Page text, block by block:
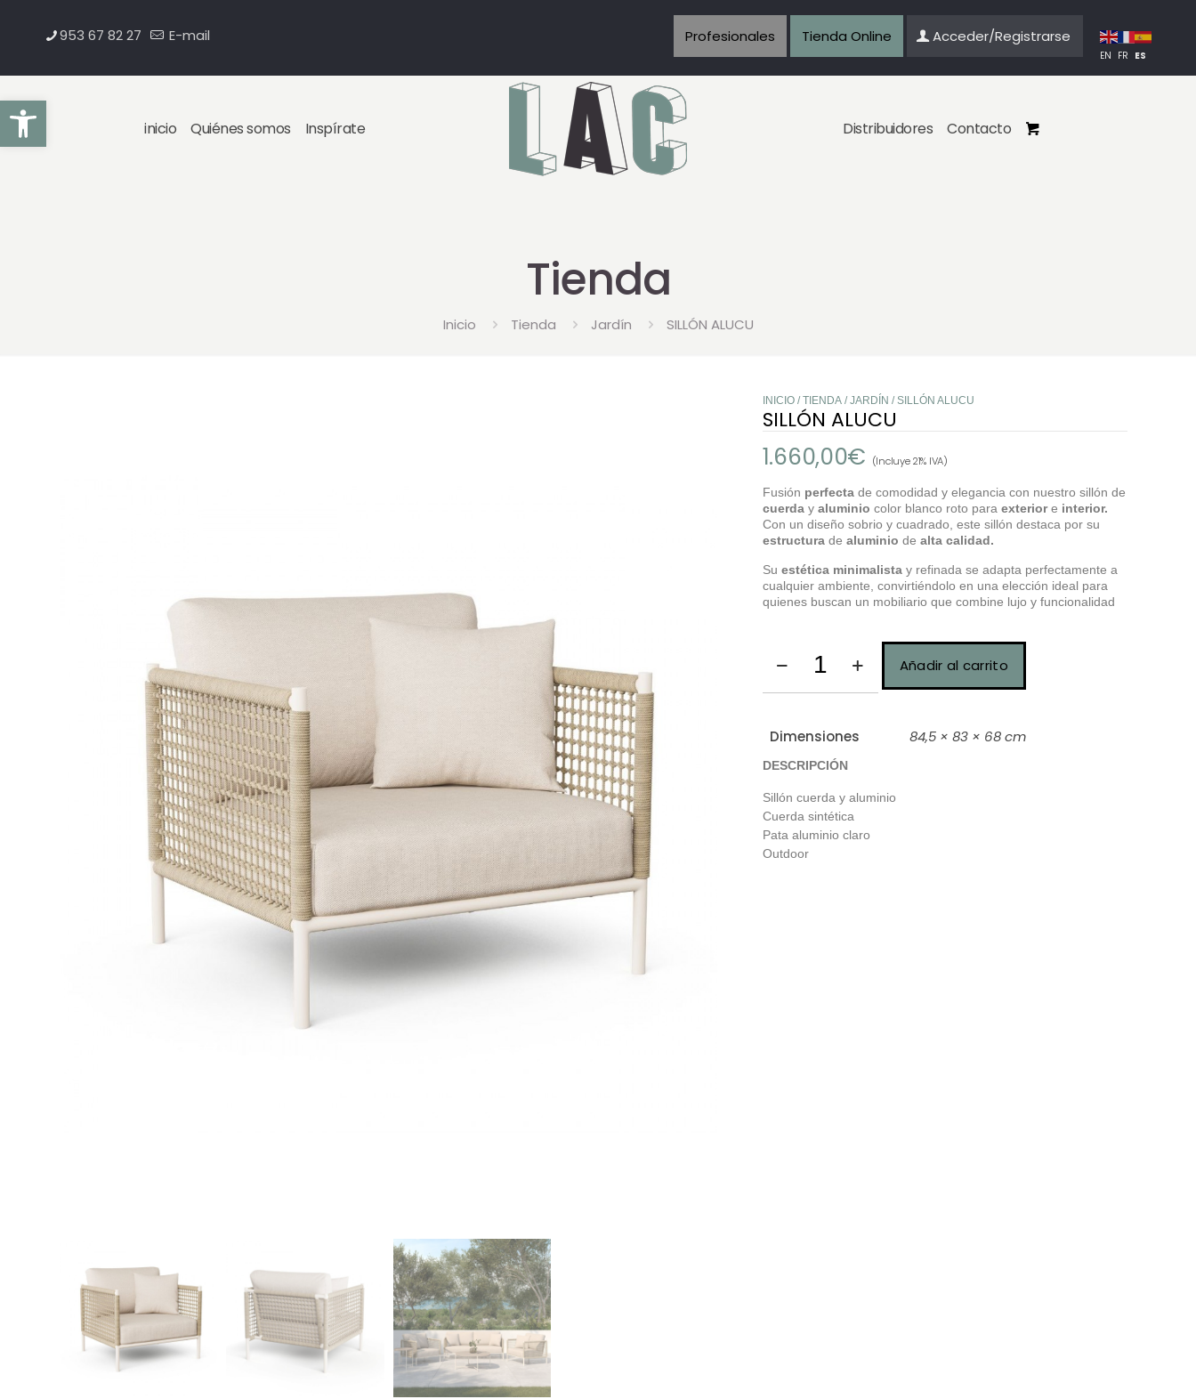
Abrir barra de herramientas
953 67 82 27 E-mail Profesionales Tienda Online Acceder/Registrarse
EN FR ES
inicio Quiénes somos Inspírate Distribuidores Contacto
Tienda
Inicio Tienda Jardín SILLÓN ALUCU
INICIO/TIENDA/JARDÍN / SILLÓN ALUCU
SILLÓN ALUCU
1.660,00€ (Incluye 21% IVA)
Fusión perfectade comodidad y elegancia con nuestro sillón de
cuerday aluminio color blanco roto para exteriore interior.
Con un diseño sobrio y cuadrado, este sillón destaca por su
estructurade aluminio de alta calidad.
Su estética minimalistay refinada se adapta perfectamente a
cualquier ambiente, convirtiéndolo en una elección ideal para
quienes buscan un mobiliario que combine lujo y funcionalidad
Añadir al carrito
Dimensiones 84,5 × 83 × 68 cm
DESCRIPCIÓN
Sillón cuerda y aluminio
Cuerda sintética
Pata aluminio claro
Outdoor